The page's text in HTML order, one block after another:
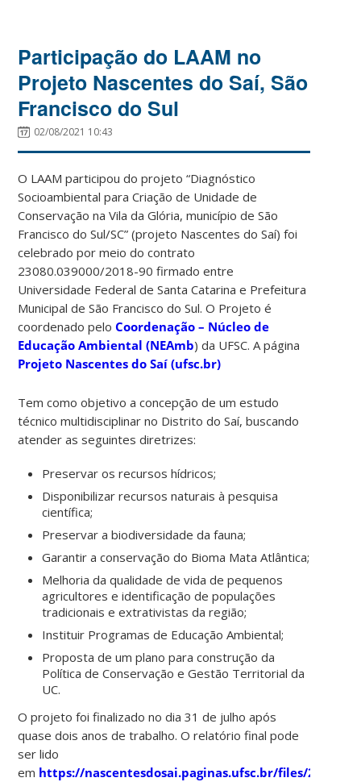
Participação do LAAM no
Projeto Nascentes do Saí, São
Francisco do Sul
02/08/2021 10:43
O LAAM participou do projeto “Diagnóstico
Socioambiental para Criação de Unidade de
Conservação na Vila da Glória, município de São
Francisco do Sul/SC” (projeto Nascentes do Saí) foi
celebrado por meio do contrato
23080.039000/2018-90 firmado entre
Universidade Federal de Santa Catarina e Prefeitura
Municipal de São Francisco do Sul. O Projeto é
coordenado peloCoordenação – Núcleo de
Educação Ambiental (NEAmb) da UFSC. A página
Projeto Nascentes do Saí (ufsc.br)
Tem como objetivo a concepção de um estudo
técnico multidisciplinar no Distrito do Saí, buscando
atender as seguintes diretrizes:
Preservar os recursos hídricos;
Disponibilizar recursos naturais à pesquisa
científica;
Preservar a biodiversidade da fauna;
Garantir a conservação do Bioma Mata Atlântica;
Melhoria da qualidade de vida de pequenos
agricultores e identificação de populações
tradicionais e extrativistas da região;
Instituir Programas de Educação Ambiental;
Proposta de um plano para construção da
Política de Conservação e Gestão Territorial da
UC.
O projeto foi finalizado no dia 31 de julho após
quase dois anos de trabalho. O relatório final pode
ser lido
em https://nascentesdosai.paginas.ufsc.br/files/2021/07/